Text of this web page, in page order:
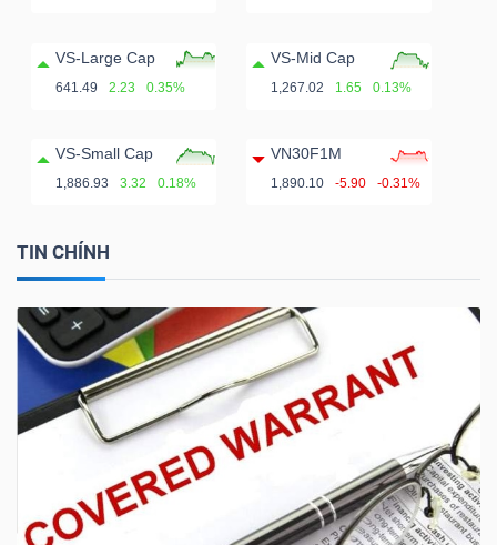
VS-Large Cap
641.49 2.23 0.35%
VS-Mid Cap
1,267.02 1.65 0.13%
VS-Small Cap
1,886.93 3.32 0.18%
VN30F1M
1,890.10 -5.90 -0.31%
TIN CHÍNH
tạo
tài
chính
cụ